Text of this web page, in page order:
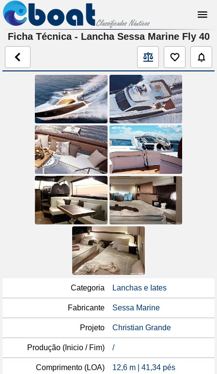
Ficha Técnica - Lancha Sessa Marine Fly 40
Categoria Lanchas e Iates
Fabricante Sessa Marine
Projeto Christian Grande
Produção (Inicio / Fim) /
Comprimento (LOA) 12,6 m | 41,34 pés